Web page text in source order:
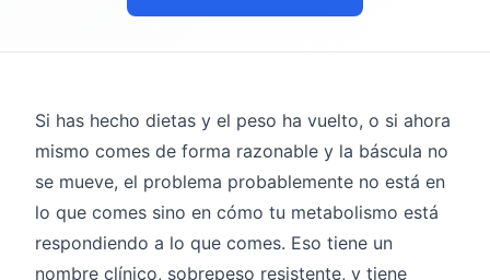
Si has hecho dietas y el peso ha vuelto, o si ahora
mismo comes de forma razonable y la báscula no
se mueve, el problema probablemente no está en
lo que comes sino en cómo tu metabolismo está
respondiendo a lo que comes. Eso tiene un
nombre clínico, sobrepeso resistente, y tiene